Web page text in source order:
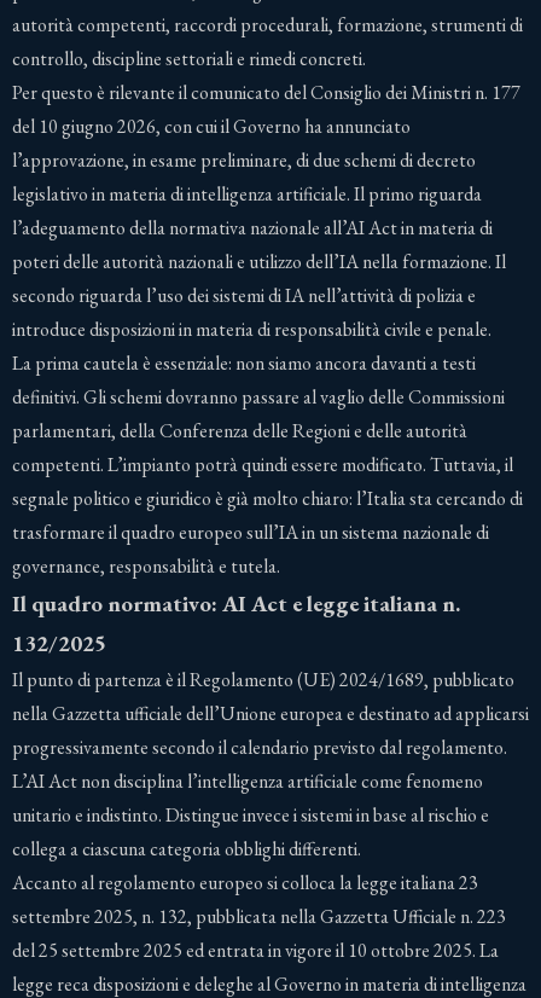
autorità competenti, raccordi procedurali, formazione, strumenti di
controllo, discipline settoriali e rimedi concreti.
Per questo è rilevante il comunicato del Consiglio dei Ministri n. 177
del 10 giugno 2026, con cui il Governo ha annunciato
l’approvazione, in esame preliminare, di due schemi di decreto
legislativo in materia di intelligenza artificiale. Il primo riguarda
l’adeguamento della normativa nazionale all’AI Act in materia di
poteri delle autorità nazionali e utilizzo dell’IA nella formazione. Il
secondo riguarda l’uso dei sistemi di IA nell’attività di polizia e
introduce disposizioni in materia di responsabilità civile e penale.
La prima cautela è essenziale: non siamo ancora davanti a testi
definitivi. Gli schemi dovranno passare al vaglio delle Commissioni
parlamentari, della Conferenza delle Regioni e delle autorità
competenti. L’impianto potrà quindi essere modificato. Tuttavia, il
segnale politico e giuridico è già molto chiaro: l’Italia sta cercando di
trasformare il quadro europeo sull’IA in un sistema nazionale di
governance, responsabilità e tutela.
Il quadro normativo: AI Act e legge italiana n.
132/2025
Il punto di partenza è il Regolamento (UE) 2024/1689, pubblicato
nella Gazzetta ufficiale dell’Unione europea e destinato ad applicarsi
progressivamente secondo il calendario previsto dal regolamento.
L’AI Act non disciplina l’intelligenza artificiale come fenomeno
unitario e indistinto. Distingue invece i sistemi in base al rischio e
collega a ciascuna categoria obblighi differenti.
Accanto al regolamento europeo si colloca la legge italiana 23
settembre 2025, n. 132, pubblicata nella Gazzetta Ufficiale n. 223
del 25 settembre 2025 ed entrata in vigore il 10 ottobre 2025. La
legge reca disposizioni e deleghe al Governo in materia di intelligenza